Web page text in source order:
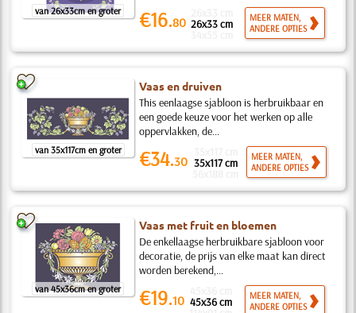
van 26x33cm en groter €16.80 26x33 cm
MEER MATEN,
ANDERE OPTIES
van 35x117cm en groter
Vaas en druiven
This eenlaagse sjabloon is herbruikbaar en
een goede keuze voor het werken op alle
oppervlakken, de...
€34.30 35x117 cm
MEER MATEN,
ANDERE OPTIES
van 45x36cm en groter
Vaas met fruit en bloemen
De enkellaagse herbruikbare sjabloon voor
decoratie, de prijs van elke maat kan direct
worden berekend,...
€19.10 45x36 cm
MEER MATEN,
ANDERE OPTIES